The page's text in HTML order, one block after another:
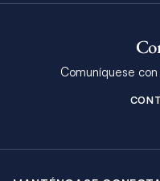
Comuníquese